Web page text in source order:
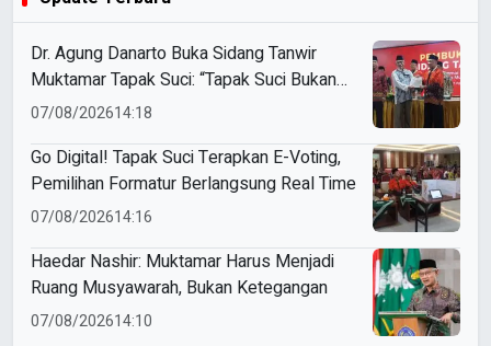
Dr. Agung Danarto Buka Sidang Tanwir
Muktamar Tapak Suci: “Tapak Suci Bukan
Organisasi Ko Ping Ho dan Dracin”
07/08/202614:18
Go Digital! Tapak Suci Terapkan E-Voting,
Pemilihan Formatur Berlangsung Real Time
07/08/202614:16
Haedar Nashir: Muktamar Harus Menjadi
Ruang Musyawarah, Bukan Ketegangan
07/08/202614:10